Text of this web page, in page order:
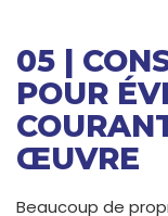
05 |
POUR
ŒUVRE
Beaucoup de